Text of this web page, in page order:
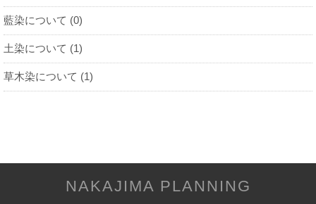
藍染について (0)
土染について (1)
草木染について (1)
NAKAJIMA PLANNING